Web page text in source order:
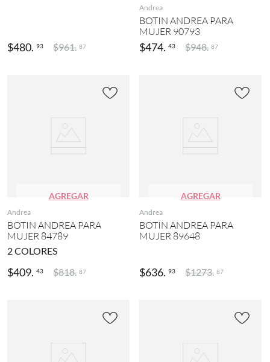
$480. 93 $961. 87
Andrea
BOTIN ANDREA PARA
MUJER 90793
$474. 43 $948. 87
AGREGAR
Andrea
BOTIN ANDREA PARA
MUJER 84789
2COLORES
$409. 43 $818. 87
AGREGAR
Andrea
BOTIN ANDREA PARA
MUJER 89648
$636. 93 $1273. 87